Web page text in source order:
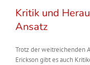
Kritik und
Ansatz
Trotz der weitreichenden
Erickson gibt es auch